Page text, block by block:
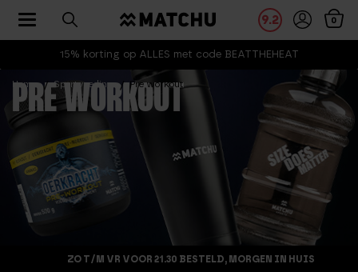
15% korting op ALLES met code BEATTHEHEAT
9.2 0
Toggle navigation
Home Sportvoeding Pre workout
PRE WORKOUT
ZO T/M VR VOOR 21.30 BESTELD, MORGEN IN HUIS